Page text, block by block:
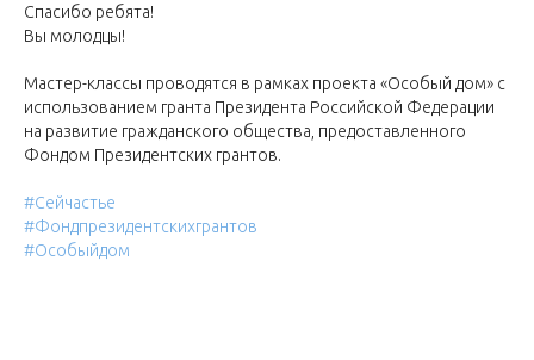
Спасибо ребята!
Вы молодцы!
Мастер-классы проводятся в рамках проекта «Особый дом» с
использованием гранта Президента Российской Федерации
на развитие гражданского общества, предоставленного
Фондом Президентских грантов.⠀
#Сейчастье
#Фондпрезидентскихгрантов
#Особыйдом